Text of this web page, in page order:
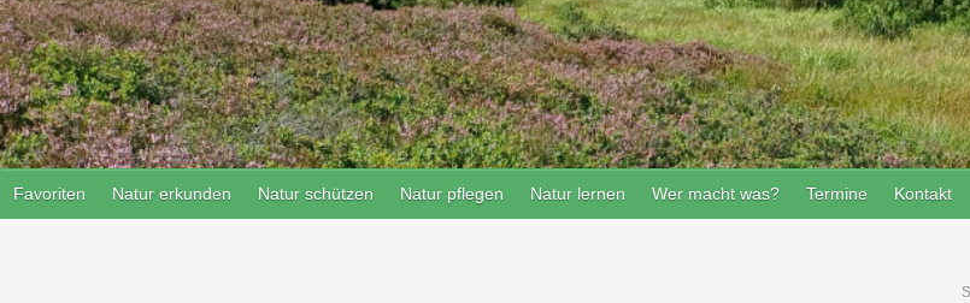
Favoriten Natur erkunden Natur schützen Natur pflegen Natur lernen Wer macht was? Termine Kontakt